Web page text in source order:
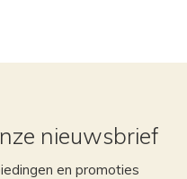
nieuwsbrief
en promoties